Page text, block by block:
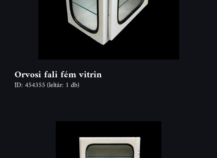
Orvosi fali fém vitrin
ID: 454355(leltár: 1 db)